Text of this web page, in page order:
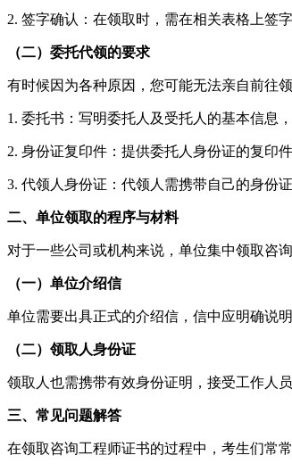
2. 签字确认：在领取时，需在相关表格上签
（二）委托代领的要求
有时候因为各种原因，您可能无法亲自前往
1. 委托书：写明委托人及受托人的基本信息
2. 身份证复印件：提供委托人身份证的复印
3. 代领人身份证：代领人需携带自己的身份
二、单位领取的程序与材料
对于一些公司或机构来说，单位集中领取咨
（一）单位介绍信
单位需要出具正式的介绍信，信中应明确说
（二）领取人身份证
领取人也需携带有效身份证明，接受工作人
三、常见问题解答
在领取咨询工程师证书的过程中，考生们常